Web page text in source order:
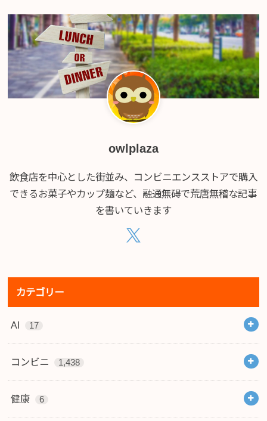
owlplaza
飲食店を中心とした街並み、コンビニエンスストアで購入
できるお菓子やカップ麺など、融通無碍で荒唐無稽な記事
を書いていきます
カテゴリー
AI 17
コンビニ 1,438
健康 6